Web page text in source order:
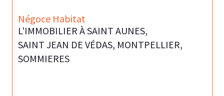
Négoce Habitat
L'IMMOBILIER À SAINT AUNES,
SAINT JEAN DE VÉDAS, MONTPELLIER,
SOMMIERES